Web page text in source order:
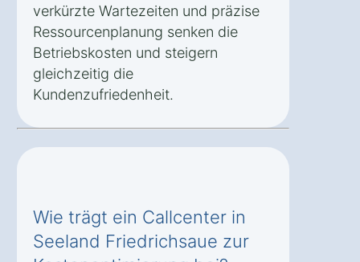
verkürzte Wartezeiten und präzise
Ressourcenplanung senken die
Betriebskosten und steigern
gleichzeitig die
Kundenzufriedenheit.
Wie trägt ein Callcenter in
Seeland Friedrichsaue zur